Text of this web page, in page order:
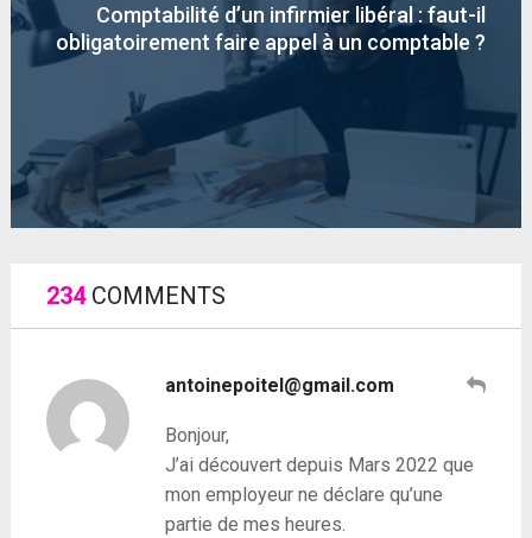
Comptabilité d’un infirmier libéral : faut-il
obligatoirement faire appel à un comptable ?
234COMMENTS
antoinepoitel@gmail.com
Bonjour,
J’ai découvert depuis Mars 2022 que
mon employeur ne déclare qu’une
partie de mes heures.